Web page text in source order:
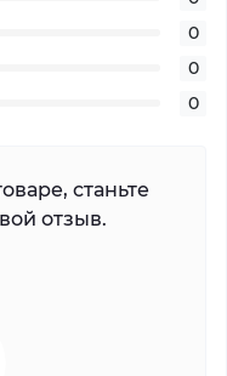
0
0
0
станьте
отзыв.